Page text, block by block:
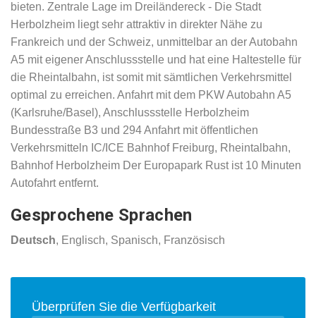
bieten. Zentrale Lage im Dreiländereck - Die Stadt
Herbolzheim liegt sehr attraktiv in direkter Nähe zu
Frankreich und der Schweiz, unmittelbar an der Autobahn
A5 mit eigener Anschlussstelle und hat eine Haltestelle für
die Rheintalbahn, ist somit mit sämtlichen Verkehrsmittel
optimal zu erreichen. Anfahrt mit dem PKW Autobahn A5
(Karlsruhe/Basel), Anschlussstelle Herbolzheim
Bundesstraße B3 und 294 Anfahrt mit öffentlichen
Verkehrsmitteln IC/ICE Bahnhof Freiburg, Rheintalbahn,
Bahnhof Herbolzheim Der Europapark Rust ist 10 Minuten
Autofahrt entfernt.
Gesprochene Sprachen
Deutsch, Englisch, Spanisch, Französisch
Überprüfen Sie die Verfügbarkeit